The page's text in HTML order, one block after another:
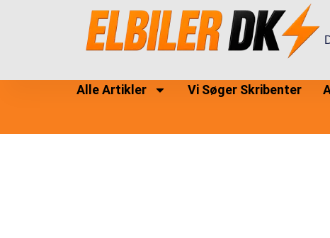
Alle Artikler Vi Søger Skribenter